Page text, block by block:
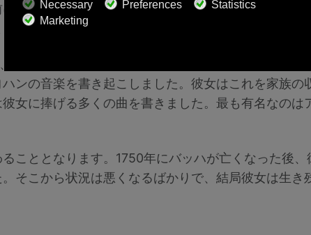
自分の音楽キャリアを確立していました。20歳ま
た。また、それは彼女が最終的にバッハと出会う場
最初の妻マリア・バーバラが亡くなってから17か月
ンの音楽を書き起こしました。彼女はこれを家族の
女に捧げる多くの曲を書きました。最も有名なのは
こととなります。1750年にバッハが亡くなった後
そこから状況は悪くなるばかりで、結局彼女は生き